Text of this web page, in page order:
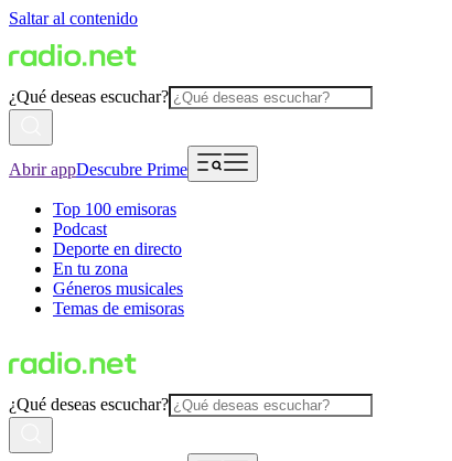
Saltar al contenido
¿Qué deseas escuchar?
Abrir appDescubre Prime
Top 100 emisoras
Podcast
Deporte en directo
En tu zona
Géneros musicales
Temas de emisoras
¿Qué deseas escuchar?